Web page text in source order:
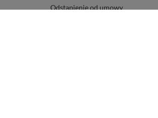
Odstąpienie od umowy